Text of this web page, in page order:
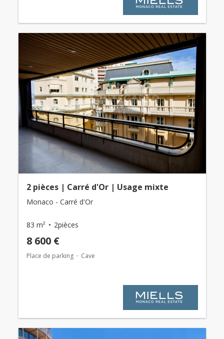
2 pièces | Carré d'Or | Usage mixte
Monaco - Carré d'Or
83 m² 2pièces
8 600 €
Place de parking Cave